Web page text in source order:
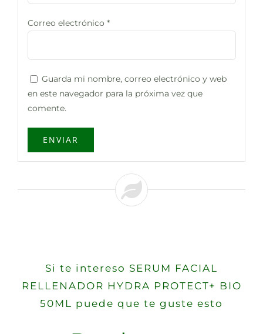
Correo electrónico *
Guarda mi nombre, correo electrónico y web
en este navegador para la próxima vez que
comente.
Si te intereso SERUM FACIAL
RELLENADOR HYDRA PROTECT+ BIO
50ML puede que te guste esto